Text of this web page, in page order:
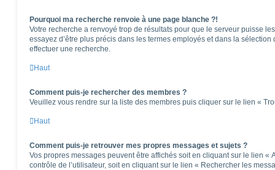
Pourquoi ma recherche renvoie à une page blanche ?!
Votre recherche a renvoyé trop de résultats pour que le serveur puisse
essayez d’être plus précis dans les termes employés et dans la
effectuer une recherche.
Haut
Comment puis-je rechercher des membres ?
Veuillez vous rendre sur la liste des membres puis cliquer sur le lien «
Haut
Comment puis-je retrouver mes propres messages et sujets ?
Vos propres messages peuvent être affichés soit en cliquant sur le lien «
contrôle de l’utilisateur, soit en cliquant sur le lien « Rechercher les